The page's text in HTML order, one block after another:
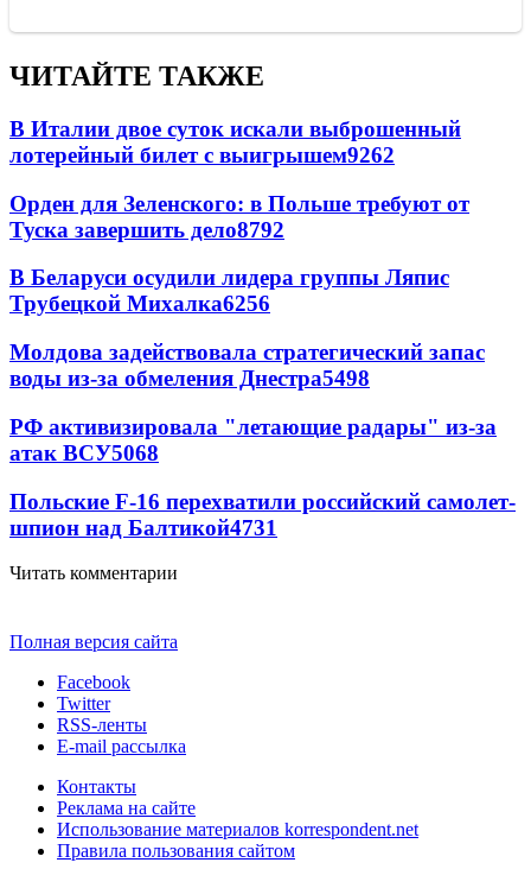
ЧИТАЙТЕ ТАКЖЕ
В Италии двое суток искали выброшенный
лотерейный билет с выигрышем9262
Орден для Зеленского: в Польше требуют от
Туска завершить дело8792
В Беларуси осудили лидера группы Ляпис
Трубецкой Михалка6256
Молдова задействовала стратегический запас
воды из-за обмеления Днестра5498
РФ активизировала "летающие радары" из-за
атак ВСУ5068
Польские F-16 перехватили российский самолет-
шпион над Балтикой4731
Читать комментарии
Полная версия сайта
Facebook
Twitter
RSS-ленты
E-mail рассылка
Контакты
Реклама на сайте
Использование материалов korrespondent.net
Правила пользования сайтом